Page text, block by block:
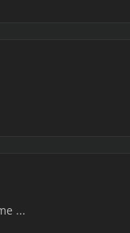
...